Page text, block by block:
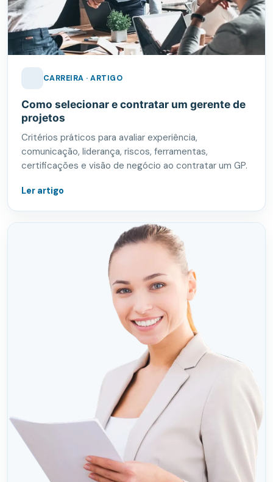
CARREIRA · ARTIGO
Como selecionar e contratar um gerente de
projetos
Critérios práticos para avaliar experiência,
comunicação, liderança, riscos, ferramentas,
certificações e visão de negócio ao contratar um GP.
Ler artigo